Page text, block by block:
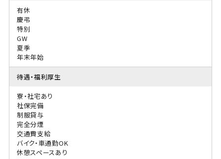
有休
慶弔
特別
GW
夏季
年末年始
待遇・福利厚生
寮・社宅あり
社保完備
制服貸与
完全分煙
交通費支給
バイク・車通勤OK
休憩スペースあり